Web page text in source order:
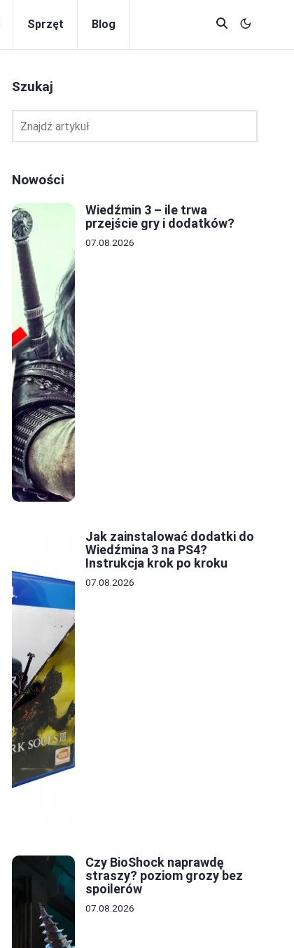
Sprzęt Blog
Szukaj
Nowości
Wiedźmin 3 – ile trwa
przejście gry i dodatków?
07.08.2026
Jak zainstalować dodatki do
Wiedźmina 3 na PS4?
Instrukcja krok po kroku
07.08.2026
Czy BioShock naprawdę
straszy? poziom grozy bez
spoilerów
07.08.2026